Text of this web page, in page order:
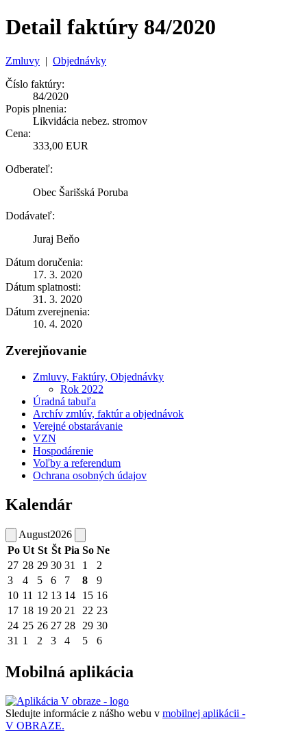
Detail faktúry 84/2020
Zmluvy | Objednávky
Číslo faktúry:
84/2020
Popis plnenia:
Likvidácia nebez. stromov
Cena:
333,00 EUR
Odberateľ:
Obec Šarišská Poruba
Dodávateľ:
Juraj Beňo
Dátum doručenia:
17. 3. 2020
Dátum splatnosti:
31. 3. 2020
Dátum zverejnenia:
10. 4. 2020
Zverejňovanie
Zmluvy, Faktúry, Objednávky
Rok 2022
Úradná tabuľa
Archív zmlúv, faktúr a objednávok
Verejné obstarávanie
VZN
Hospodárenie
Voľby a referendum
Ochrana osobných údajov
Kalendár
August2026
Po Ut St Št Pia So Ne
27 28 29 30 31 1
2
3
4 5 6 7 8
9
10 11 12 13 14 15 16
17 18 19 20 21 22 23
24 25 26 27 28 29 30
31 1 2 3 4 5 6
Mobilná aplikácia
Sledujte informácie z nášho webu v mobilnej aplikácii -
V OBRAZE.